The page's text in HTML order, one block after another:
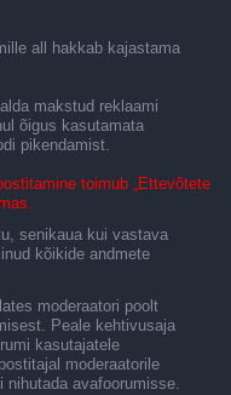
all hakkab kajastama
makstud reklaami
õigus kasutamata
pikendamist.
toimub „Ettevõtete
senikaua kui vastava
kõikide andmete
moderaatori poolt
Peale kehtivusaja
kasutajatele
moderaatorile
avafoorumisse.